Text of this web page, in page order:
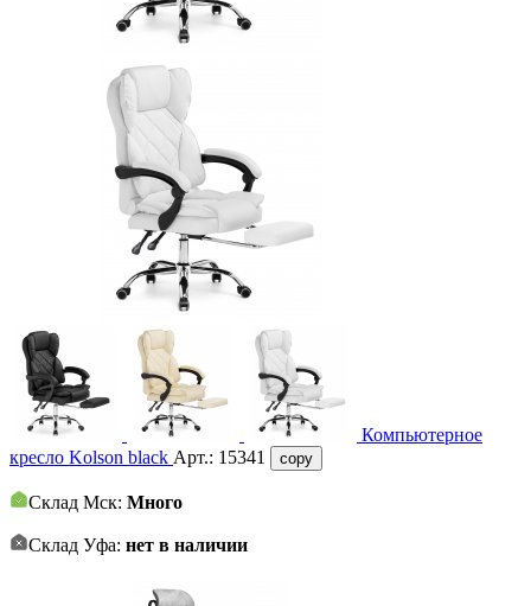
Компьютерное
кресло Kolson black Арт.: 15341 copy
Склад Мск: Много
Склад Уфа: нет в наличии